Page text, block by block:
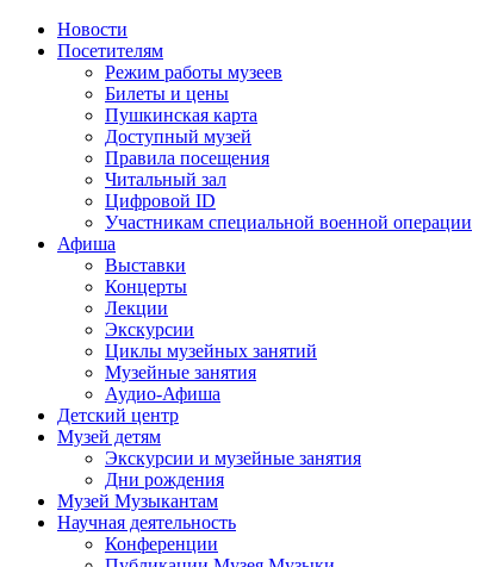
Новости
Посетителям
Режим работы музеев
Билеты и цены
Пушкинская карта
Доступный музей
Правила посещения
Читальный зал
Цифровой ID
Участникам специальной военной операции
Афиша
Выставки
Концерты
Лекции
Экскурсии
Циклы музейных занятий
Музейные занятия
Аудио-Афиша
Детский центр
Музей детям
Экскурсии и музейные занятия
Дни рождения
Музей Музыкантам
Научная деятельность
Конференции